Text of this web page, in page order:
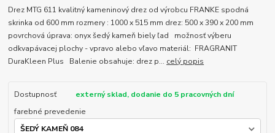
Drez MTG 611 kvalitný kameninový drez od výrobcu FRANKE spodná
skrinka od 600 mm rozmery : 1000 x 515 mm drez: 500 x 390 x 200 mm
povrchová úprava: onyx šedý kameň biely ľad možnosť výberu
odkvapávacej plochy - vpravo alebo vľavo materiál: FRAGRANIT
DuraKleen Plus Balenie obsahuje: drez p... celý popis
Dostupnosť
externý sklad, dodanie do 5 pracovných dní
farebné prevedenie